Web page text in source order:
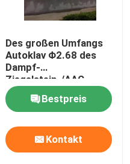
Des großen Umfangs
Autoklav Φ2.68 des
Dampf-
Ziegelstein-/AAC
konkreter ×
38m/Autoklav des
Druckbehälter-
Autoklavs AAC
Bestpreis
Kontakt